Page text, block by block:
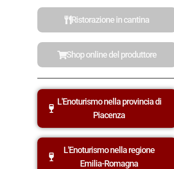
Ristorazione in cantina
Shop online del produttore
L'Enoturismo nella provincia di
Piacenza
L'Enoturismo nella regione
Emilia-Romagna